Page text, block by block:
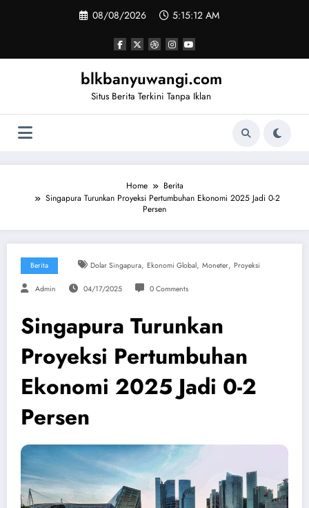
08/08/2026 5:15:13 AM
blkbanyuwangi.com
Situs Berita Terkini Tanpa Iklan
Home
Berita
Singapura Turunkan Proyeksi Pertumbuhan Ekonomi 2025 Jadi 0-2
Persen
Berita Dolar Singapura, Ekonomi Global, Moneter, Proyeksi
Admin 04/17/2025 0 Comments
Singapura Turunkan
Proyeksi Pertumbuhan
Ekonomi 2025 Jadi 0-2
Persen